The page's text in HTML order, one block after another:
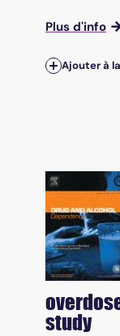
Plus d'info
Ajouter à
study